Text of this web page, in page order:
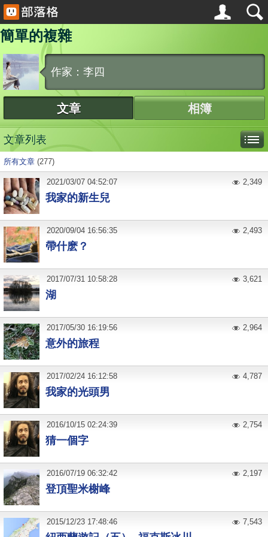
簡單的複雜
作家：李四
文章 相簿
文章列表
所有文章 (277)
我家的新生兒
2021/03/07 04:52:07 2,349
帶什麽？
2020/09/04 16:56:35 2,493
湖
2017/07/31 10:58:28 3,621
意外的旅程
2017/05/30 16:19:56 2,964
我家的光頭男
2017/02/24 16:12:58 4,787
猜一個字
2016/10/15 02:24:39 2,754
登頂聖米榭峰
2016/07/19 06:32:42 2,197
2015/12/23 17:48:46 7,543